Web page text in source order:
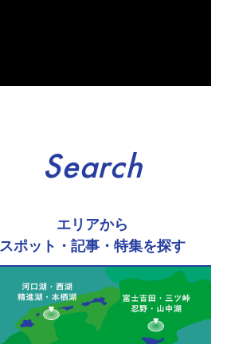
Search
エリアから
スポット・記事・特集を探す